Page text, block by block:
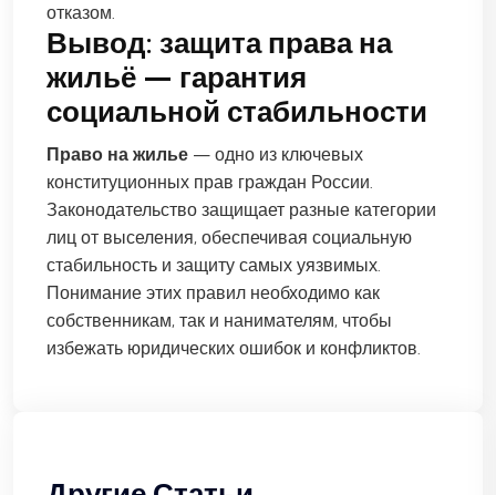
отказом.
Вывод: защита права на
жильё — гарантия
социальной стабильности
Право на жилье — одно из ключевых
конституционных прав граждан России.
Законодательство защищает разные категории
лиц от выселения, обеспечивая социальную
стабильность и защиту самых уязвимых.
Понимание этих правил необходимо как
собственникам, так и нанимателям, чтобы
избежать юридических ошибок и конфликтов.